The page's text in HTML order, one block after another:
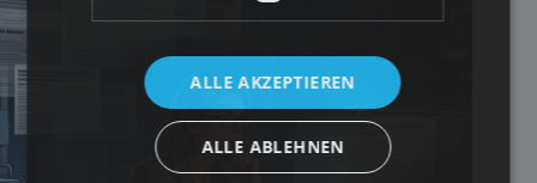
ALLE AKZEPTIEREN
ALLE ABLEHNEN